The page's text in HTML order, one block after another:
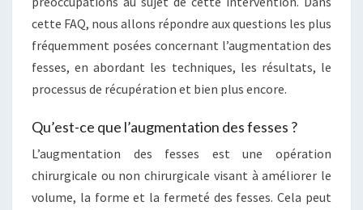
cette FAQ, nous allons répondre aux questions les plus
fréquemment posées concernant l’augmentation des
fesses, en abordant les techniques, les résultats, le
processus de récupération et bien plus encore.
Qu’est-ce que l’augmentation des fesses ?
L’augmentation des fesses est une opération
chirurgicale ou non chirurgicale visant à améliorer le
volume, la forme et la fermeté des fesses. Cela peut